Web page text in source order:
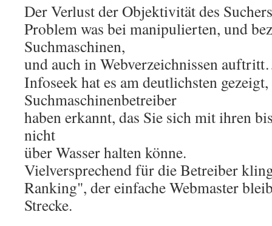
Der Verlust der Objektivität des
Problem was bei manipulierten, und
Suchmaschinen,
und auch in Webverzeichnissen
Infoseek hat es am deutlichsten
Suchmaschinenbetreiber
haben erkannt, das Sie sich mit ihren
nicht
über Wasser halten könne.
Vielversprechend für die Betreiber
Ranking", der einfache Webmaster
Strecke.